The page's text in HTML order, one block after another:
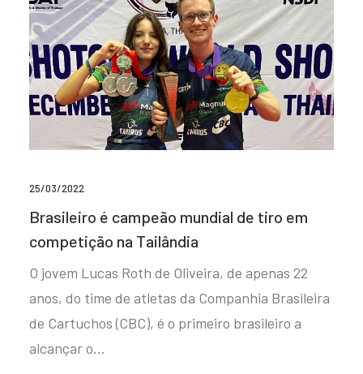
25/03/2022
Brasileiro é campeão mundial de tiro em
competição na Tailândia
O jovem Lucas Roth de Oliveira, de apenas 22
anos, do time de atletas da Companhia Brasileira
de Cartuchos (CBC), é o primeiro brasileiro a
alcançar o…